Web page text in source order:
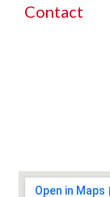
Contact